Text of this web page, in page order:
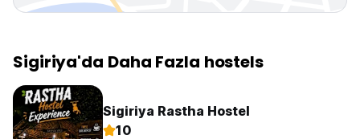
Sigiriya'da Daha Fazla hostels
Sigiriya Rastha Hostel
10